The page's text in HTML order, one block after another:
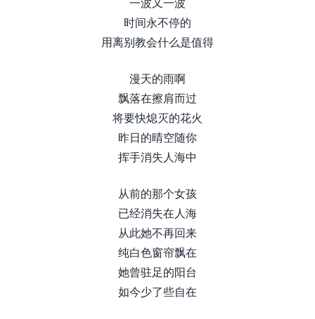
时间永不停的
用离别教会什么是值得
漫天的雨啊
飘落在擦肩而过
将要快熄灭的花火
昨日的晴空随你
挥手消失人海中
从前的那个女孩
已经消失在人海
从此她不再回来
纯白色窗帘飘在
她曾驻足的阳台
如今少了些自在